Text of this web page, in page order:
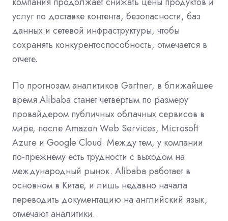
услуг по доставке контента, безопасности, баз
данных и сетевой инфраструктуры, чтобы
сохранять конкурентоспособность, отмечается в
отчете.
По прогнозам аналитиков Gartner, в ближайшее
время Alibaba станет четвертым по размеру
провайдером публичных облачных сервисов в
мире, после Amazon Web Services, Microsoft
Azure и Google Cloud. Между тем, у компании
по-прежнему есть трудности с выходом на
международный рынок. Alibaba работает в
основном в Китае, и лишь недавно начала
переводить документацию на английский язык,
отмечают аналитики.